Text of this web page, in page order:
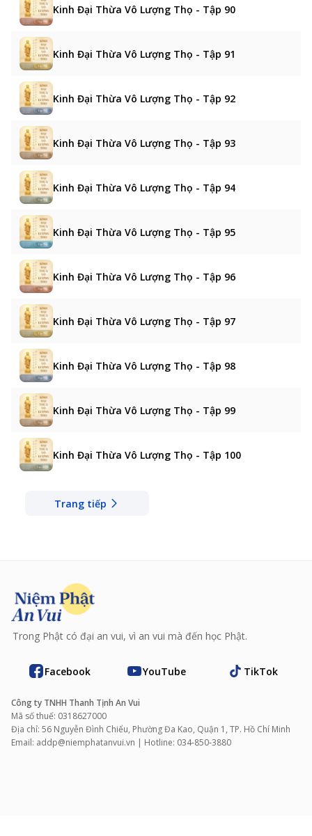
Kinh Đại Thừa Vô Lượng Thọ - Tập 90
Kinh Đại Thừa Vô Lượng Thọ - Tập 91
Kinh Đại Thừa Vô Lượng Thọ - Tập 92
Kinh Đại Thừa Vô Lượng Thọ - Tập 93
Kinh Đại Thừa Vô Lượng Thọ - Tập 94
Kinh Đại Thừa Vô Lượng Thọ - Tập 95
Kinh Đại Thừa Vô Lượng Thọ - Tập 96
Kinh Đại Thừa Vô Lượng Thọ - Tập 97
Kinh Đại Thừa Vô Lượng Thọ - Tập 98
Kinh Đại Thừa Vô Lượng Thọ - Tập 99
Kinh Đại Thừa Vô Lượng Thọ - Tập 100
Trang tiếp
Trong Phật có đại an vui, vì an vui mà đến học Phật.
Facebook YouTube TikTok
Công ty TNHH Thanh Tịnh An Vui
Mã số thuế: 0318627000
Địa chỉ: 56 Nguyễn Đình Chiểu, Phường Đa Kao, Quận 1, TP. Hồ Chí Minh
Email: addp@niemphatanvui.vn | Hotline: 034‑850‑3880